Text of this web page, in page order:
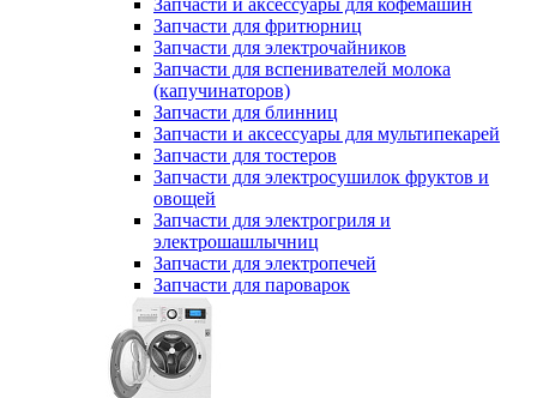
Запчасти и аксессуары для кофемашин
Запчасти для фритюрниц
Запчасти для электрочайников
Запчасти для вспенивателей молока
(капучинаторов)
Запчасти для блинниц
Запчасти и аксессуары для мультипекарей
Запчасти для тостеров
Запчасти для электросушилок фруктов и
овощей
Запчасти для электрогриля и
электрошашлычниц
Запчасти для электропечей
Запчасти для пароварок